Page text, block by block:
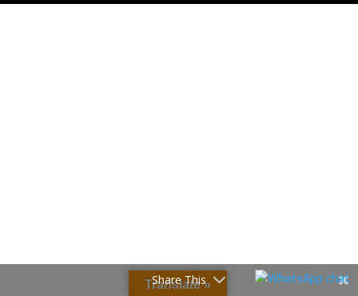
Translate »
Share This